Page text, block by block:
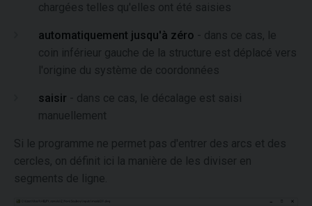
chargées telles qu'elles ont été saisies
automatiquement jusqu'à zéro - dans ce cas, le
coin inférieur gauche de la structure est déplacé vers
l'origine du système de coordonnées
saisir - dans ce cas, le décalage est saisi
manuellement
Si le programme ne permet pas d'entrer des arcs et des
cercles, on définit ici la manière de les diviser en
segments de ligne.